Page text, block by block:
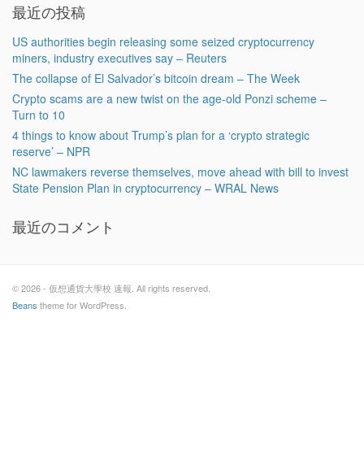
最近の投稿
US authorities begin releasing some seized cryptocurrency
miners, industry executives say – Reuters
The collapse of El Salvador’s bitcoin dream – The Week
Crypto scams are a new twist on the age-old Ponzi scheme –
Turn to 10
4 things to know about Trump’s plan for a ‘crypto strategic
reserve’ – NPR
NC lawmakers reverse themselves, move ahead with bill to invest
State Pension Plan in cryptocurrency – WRAL News
最近のコメント
© 2026 - 仮想通貨大學校 速報. All rights reserved.
Beans theme for WordPress.